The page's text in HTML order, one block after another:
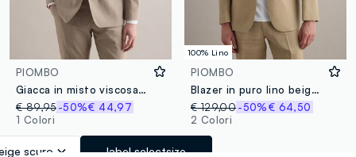
PIOMBO
Giacca in misto viscosa beige a quadri slim fit con revers
€ 89,95-50%€ 44,97
1 Colori
scuro label.selectsize
100% Lino
PIOMBO
Blazer in puro lino beige slim fit
€ 129,00-50%€ 64,50
2 Colori